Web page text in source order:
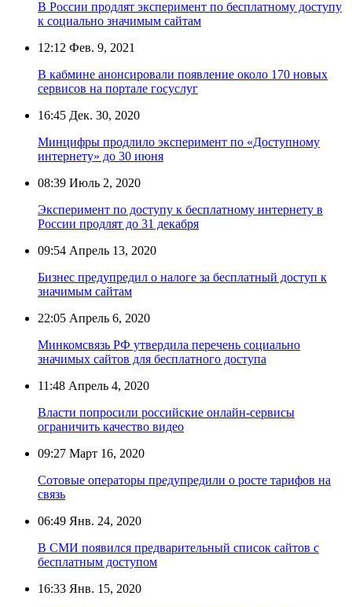
В России продлят эксперимент по бесплатному доступу
к социально значимым сайтам
12:12 Фев. 9, 2021
В кабмине анонсировали появление около 170 новых
сервисов на портале госуслуг
16:45 Дек. 30, 2020
Минцифры продлило эксперимент по «Доступному
интернету» до 30 июня
08:39 Июль 2, 2020
Эксперимент по доступу к бесплатному интернету в
России продлят до 31 декабря
09:54 Апрель 13, 2020
Бизнес предупредил о налоге за бесплатный доступ к
значимым сайтам
22:05 Апрель 6, 2020
Минкомсвязь РФ утвердила перечень социально
значимых сайтов для бесплатного доступа
11:48 Апрель 4, 2020
Власти попросили российские онлайн-сервисы
ограничить качество видео
09:27 Март 16, 2020
Сотовые операторы предупредили о росте тарифов на
связь
06:49 Янв. 24, 2020
В СМИ появился предварительный список сайтов с
бесплатным доступом
16:33 Янв. 15, 2020